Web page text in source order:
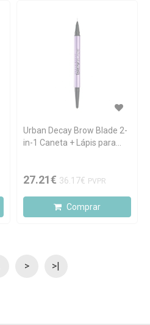
Urban Decay Brow Blade 2-
in-1 Caneta + Lápis para
27.21€ 36.17€ PVPR
Comprar
> >|